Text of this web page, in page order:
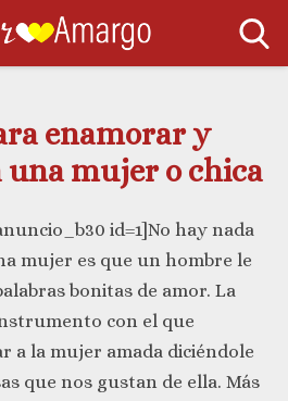
enamorar y
una mujer o chica
id=1]No hay nada
mujer es que un hombre le
bonitas de amor. La
con el que
a la mujer amada diciéndole
que nos gustan de ella. Más